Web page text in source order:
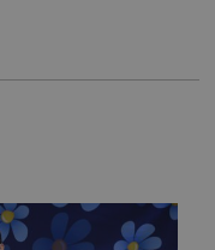
LLC
Session
Denna
av YouTube
spåra